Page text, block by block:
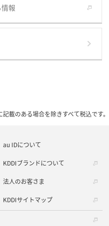
報
載のある場合を除きすべて税込です。
au IDについて
KDDIブランドについて
法人のお客さま
KDDIサイトマップ